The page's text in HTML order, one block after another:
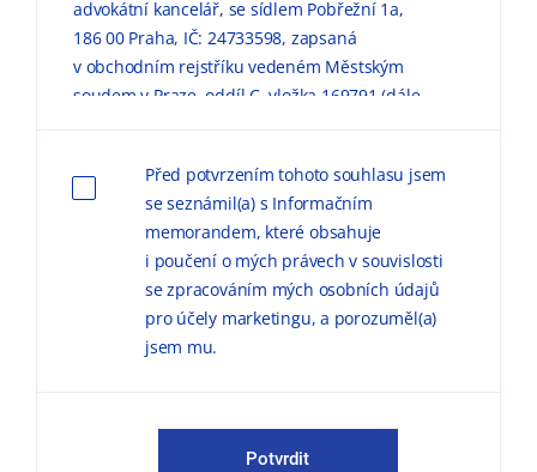
advokátní kancelář, se sídlem Pobřežní 1a,
186 00 Praha, IČ: 24733598, zapsaná
v obchodním rejstříku vedeném Městským
soudem v Praze, oddíl C, vložka 169791 (dále
způsobem, v rozsahu a za podmínek
uvedených níže a vInformačním memorandu
o zpracování osobních údajů (dále jen
Informační memorandum“).
Důvodem zpracováníosobních údajů pro
marketingové účely je možnost zasílat
Před potvrzením tohoto souhlasu jsem
se seznámil(a) s Informačním
memorandem, které obsahuje
i poučení o mých právech v souvislosti
se zpracováním mých osobních údajů
pro účely marketingu, a porozuměl(a)
jsem mu.
Potvrdit